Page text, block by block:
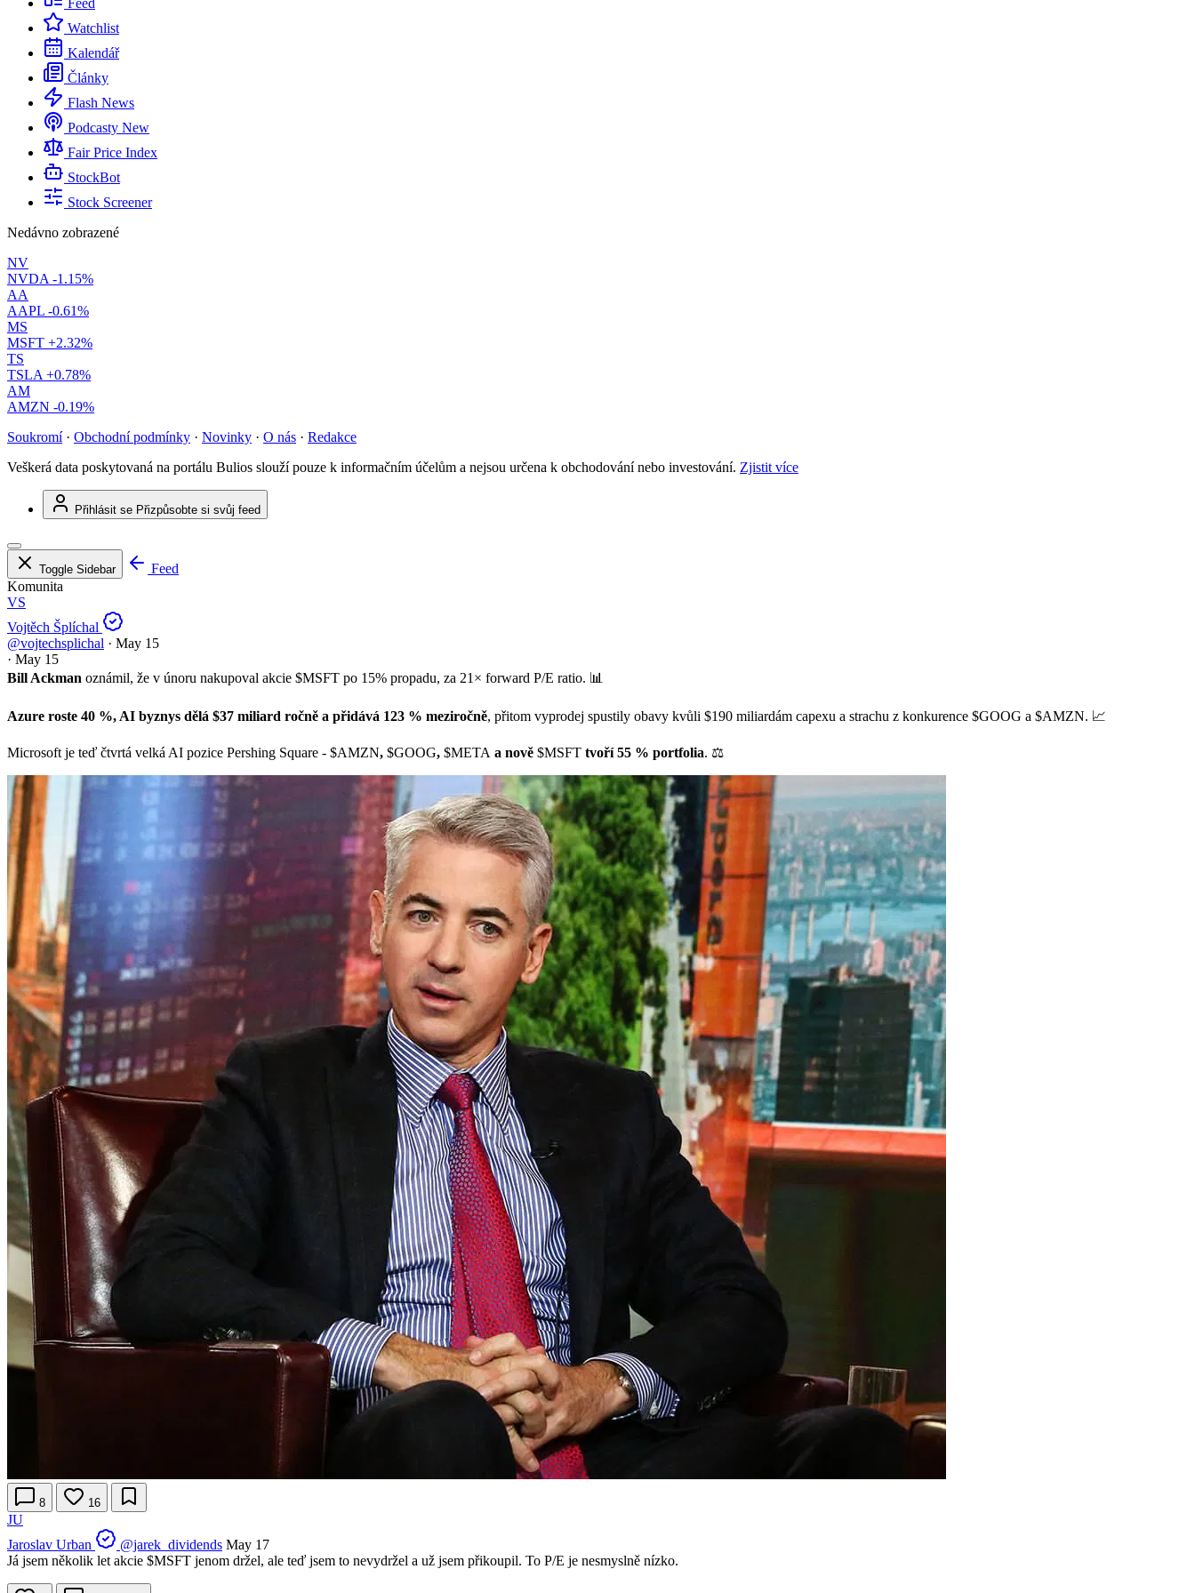
Feed
Watchlist
Kalendář
Články
Flash News
Podcasty New
Fair Price Index
StockBot
Stock Screener
Nedávno zobrazené
NV
NVDA -1.15%
AA
AAPL -0.61%
MS
MSFT +2.32%
TS
TSLA +0.78%
AM
AMZN -0.19%
Soukromí · Obchodní podmínky · Novinky · O nás · Redakce
Veškerá data poskytovaná na portálu Bulios slouží pouze k informačním účelům a nejsou určena k obchodování nebo investování. Zjistit více
Přihlásit se Přizpůsobte si svůj feed
Toggle Sidebar
Feed
Komunita
VS
Vojtěch Šplíchal
@vojtechsplichal · May 15
· May 15
Bill Ackman oznámil, že v únoru nakupoval akcie $MSFT po 15% propadu, za 21× forward P/E ratio. 📊
Azure roste 40 %, AI byznys dělá $37 miliard ročně a přidává 123 % meziročně, přitom vyprodej spustily obavy kvůli $190 miliardám capexu a strachu z konkurence $GOOG a $AMZN. 📈
Microsoft je teď čtvrtá velká AI pozice Pershing Square - $AMZN, $GOOG, $META a nově $MSFT tvoří 55 % portfolia. ⚖️
8 16
JU
Jaroslav Urban
@jarek_dividends May 17
Já jsem několik let akcie $MSFT jenom držel, ale teď jsem to nevydržel a už jsem přikoupil. To P/E je nesmyslně nízko.